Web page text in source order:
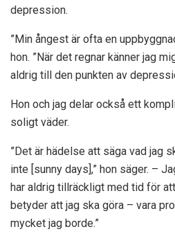
depression.
”Min ångest är ofta en
hon. ”När det regnar känner jag
aldrig till den punkten av
Hon och jag delar också ett
soligt väder.
”Det är hädelse att säga vad jag
inte [sunny days],” hon säger. –
har aldrig tillräckligt med tid för
betyder att jag ska göra – vara
mycket jag borde.”